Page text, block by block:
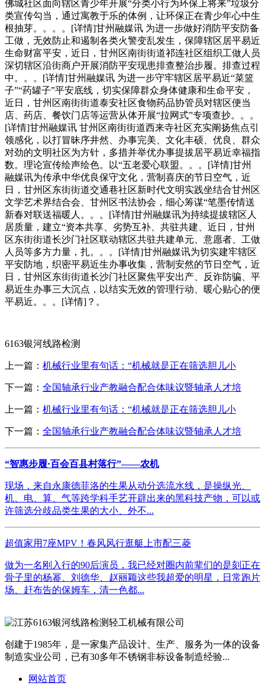
佛城社区面向辖区青少年开展“分类小行为环保上将来”垃圾分
类宣传勾当，通过寓教于乐的体例，让环保正在青少年心中生
根抽芽。。。。[详情]甘州融媒讯 为进一步做好消防平安防备
工做，无效防止和遏制各类火警变乱发生，保障辖区居平易近
生命财富平安，近日，甘州区南街街道祁连社区组织工做人员
深切辖区沿街商户开展消防平安现患排查整治步履。排查过程
中。。。[详情]甘州融媒讯 为进一步守牢辖区居平易近“菜篮
子”“药罐子”平安底线，切实保障群众身体健康和生命平安，
近日，甘州区南街街道泰安社区食物药品协管员对辖区便当
店、药店、餐饮门店等运营从体开展“拉网式”专项查抄。。。
[详情]甘州融媒讯 甘州区南街街道西来寺社区充实阐扬焦点引
领感化，以打冒昧序井然、办事完美、文化丰硕、优良、群众
对劲的文明社区为方针，多措并举优办事提拔居平易近幸福指
数。理论宣传绘声绘色。以“五老爱心联盟。。。[详情]甘州
融媒讯为传承中华优良保守文化，营制喜庆的节日空气，近
日，甘州区东街街道交通巷社区新时代文明实践坐结合甘州区
文学艺术界结合会、甘州区书法协会，细心筹谋“笔墨传情送
新春对联送福暖人。。。[详情]甘州融媒讯为持续提拔辖区人
居质量，建立“资本共享、劣势互补、共驻共建、近日，甘州
区东街街道长沙门社区联动辖区共驻共建单元、意愿者、工做
人员等多方力量，扎。。。[详情]甘州融媒讯为切实建牢辖区
平安防地，织密平易近生办事收集，营制安然的节日空气，近
日，甘州区东街街道长沙门社区聚焦平安出产、反诈防骗、平
易近生办事三大沉点，以结实无效的管理行动、暖心贴心的便
平易近。。。[详情]？。
6163银河线路检测
上一篇： 机械行业里有句话：“机械就是正在筛选胆儿小
下一篇： 全国轴承行业产教融合配合体味议暨轴承人才培
上一篇： 机械行业里有句话：“机械就是正在筛选胆儿小
下一篇： 全国轴承行业产教融合配合体味议暨轴承人才培
“智惠步履·百会百县村落行”——农机
现场，来自永康德菲洛的生果从动分选流水线，是操纵光、
机、电、算、气等跨学科手艺开辟出来的黑科技产物，可以或
许筛选分歧品类生果的大小、外不...
超值家用7座MPV！春风风行逛艇上市配三菱
做为一名刚入行的90后演员，我已经对圈内前辈们的是刻正在
骨子里的杨幂、刘德华、赵丽颖这些我超爱的明星，日常跑片
场、赶布告的保姆车，清一色都...
创建于1985年，是一家集产品设计、生产、服务为一体的设备
制造实业公司，已有30多年不锈钢非标设备制造经验...
网站首页